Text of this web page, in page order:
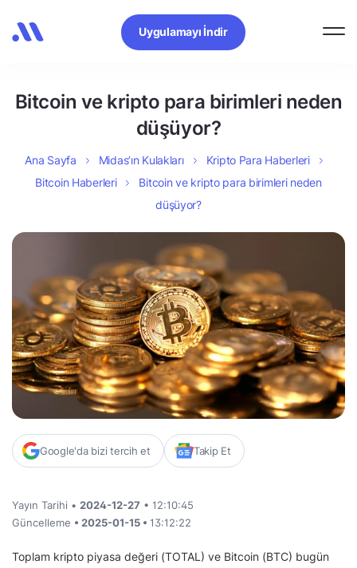
Uygulamayı İndir
Bitcoin ve kripto para birimleri neden
düşüyor?
Ana Sayfa Midas’ın Kulakları
Kripto Para Haberleri
Bitcoin Haberleri
Bitcoin ve kripto para birimleri neden
düşüyor?
Google'da bizi tercih et Takip Et
Yayın Tarihi • 2024-12-27 • 12:10:45
Güncelleme • 2025-01-15 • 13:12:22
Toplam kripto piyasa değeri (TOTAL) ve Bitcoin (BTC) bugün